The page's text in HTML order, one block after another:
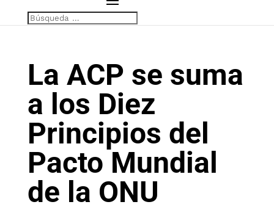
La ACP se suma
a los Diez
Principios del
Pacto Mundial
de la ONU